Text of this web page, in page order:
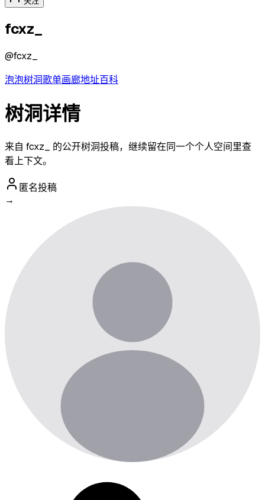
fcxz_
@fcxz_
泡泡树洞歌单画廊地址百科
树洞详情
来自 fcxz_ 的公开树洞投稿，继续留在同一个个人空间里查
看上下文。
匿名投稿
→